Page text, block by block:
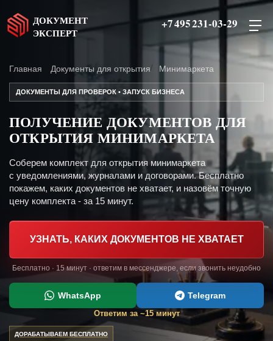
ДОКУМЕНТ
ЭКСПЕРТ
+7 495 231-03-29
Главная Документы для открытия Минимаркета
ДОКУМЕНТЫ ДЛЯ ПРОВЕРОК • ЗАПУСК БИЗНЕСА
ПОЛУЧЕНИЕ ДОКУМЕНТОВ ДЛЯ
ОТКРЫТИЯ МИНИМАРКЕТА
Соберем комплект для открытия минимаркета
с уведомлениями, журналами и договорами. Бесплатно
покажем, каких документов не хватает, и назовём точную
цену комплекта - за 15 минут.
УЗНАТЬ, КАКИХ ДОКУМЕНТОВ НЕ ХВАТАЕТ
Бесплатно · 15 минут · ответим в мессенджере, если звонить неудобно
WhatsApp Telegram
Ответим за ~15 минут
ДОРАБАТЫВАЕМ БЕСПЛАТНО